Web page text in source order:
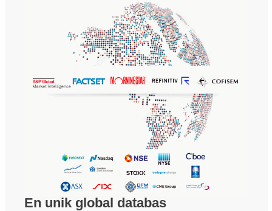
En unik global databas